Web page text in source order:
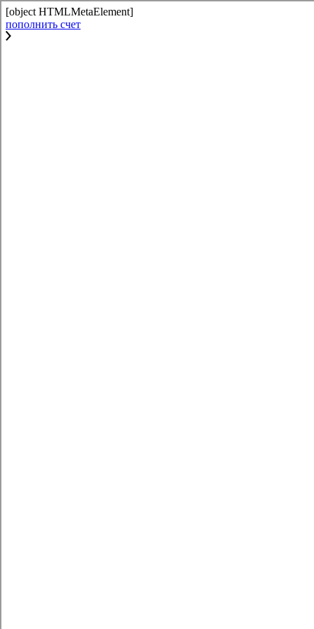
[object HTMLMetaElement]
пополнить счет